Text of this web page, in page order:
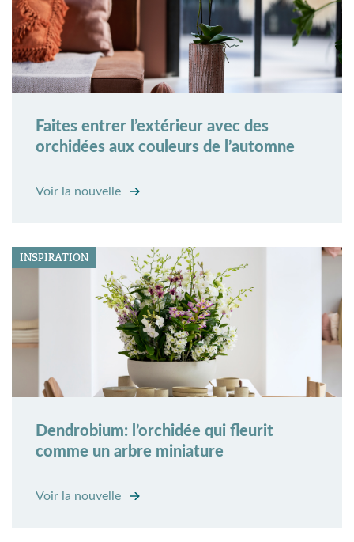
Faites entrer l’extérieur avec des
orchidées aux couleurs de l’automne
Voir la nouvelle
INSPIRATION
Dendrobium: l’orchidée qui fleurit
comme un arbre miniature
Voir la nouvelle